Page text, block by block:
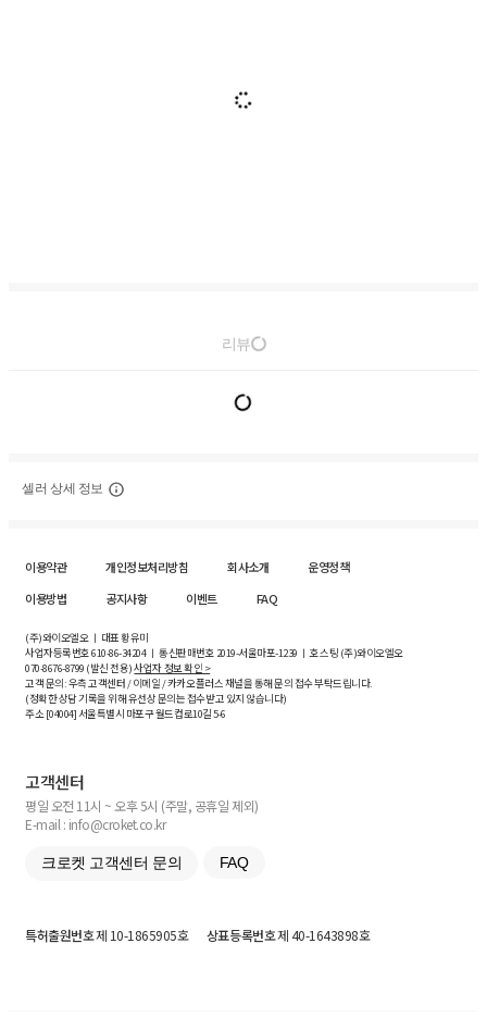
리뷰
셀러 상세 정보
이용약관 개인정보처리방침 회사소개
운영정책
이용방법
공지사항 이벤트 FAQ
(주)와이오엘오 ㅣ 대표 황유미
사업자등록번호610-86-34204ㅣ 통신판매번호 2019-서울마포-1239 ㅣ 호스팅 (주)와이오엘오
070-8676-8799 (발신 전용)사업자 정보 확인 >
고객 문의: 우측 고객센터 / 이메일 / 카카오플러스 채널을 통해 문의 접수 부탁드립니다.
(정확한 상담 기록을 위해 유선상 문의는 접수받고 있지 않습니다)
주소 [04004] 서울특별시 마포구 월드컵로10길5-6
고객센터
평일 오전 11시 ~ 오후 5시 (주말, 공휴일 제외)
E-mail : info@croket.co.kr
크로켓 고객센터 문의 FAQ
특허출원번호제 10-1865905호 상표등록번호제 40-1643898호